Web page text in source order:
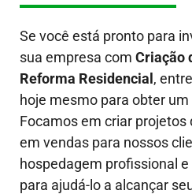
Se você está pronto para
sua empresa com Criação
Reforma Residencial ,
hoje mesmo para obter
Focamos em criar
em vendas para nossos
hospedagem profissional
para ajudá-lo a alcançar